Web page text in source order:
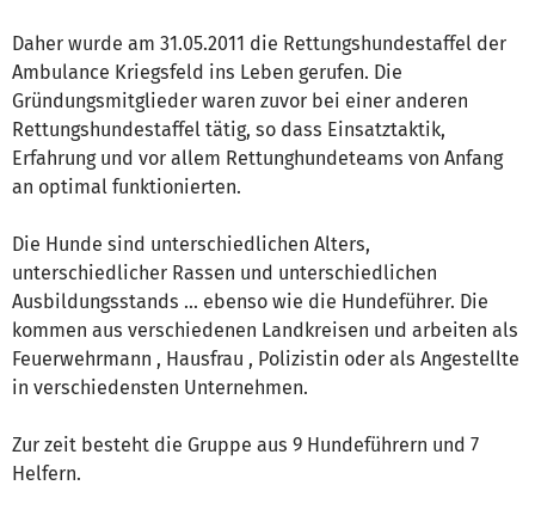
Daher wurde am 31.05.2011 die Rettungshundestaffel der
Ambulance Kriegsfeld ins Leben gerufen. Die
Gründungsmitglieder waren zuvor bei einer anderen
Rettungshundestaffel tätig, so dass Einsatztaktik,
Erfahrung und vor allem Rettunghundeteams von Anfang
an optimal funktionierten.
Die Hunde sind unterschiedlichen Alters,
unterschiedlicher Rassen und unterschiedlichen
Ausbildungsstands ... ebenso wie die Hundeführer. Die
kommen aus verschiedenen Landkreisen und arbeiten als
Feuerwehrmann , Hausfrau , Polizistin oder als Angestellte
in verschiedensten Unternehmen.
Zur zeit besteht die Gruppe aus 9 Hundeführern und 7
Helfern.